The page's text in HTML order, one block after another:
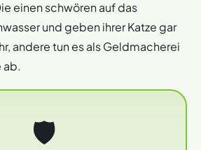
einen schwören auf das
und geben ihrer Katze gar
andere tun es als Geldmacherei
ab.
🛡